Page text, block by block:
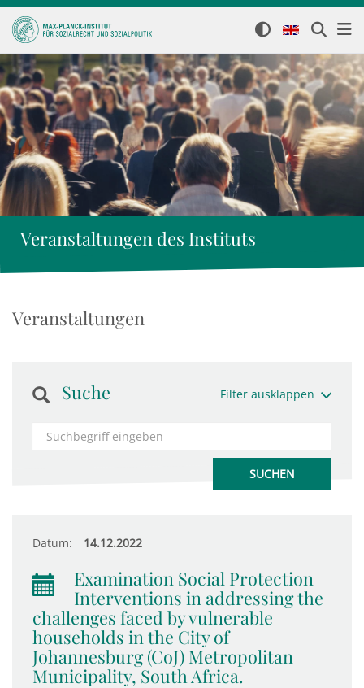
Veranstaltungen des Instituts
Veranstaltungen
Suche Filter ausklappen
Datum: 14.12.2022
Examination Social Protection
Interventions in addressing the
challenges faced by vulnerable
households in the City of
Johannesburg (CoJ) Metropolitan
Municipality, South Africa.